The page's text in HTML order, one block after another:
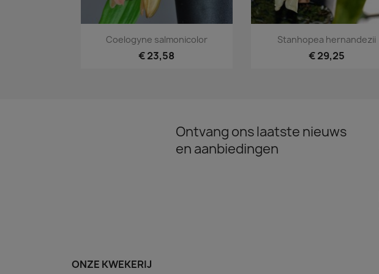
Snel bekijken
Coelogyne salmonicolor
€ 23,58
Snel bekijken
Stanhopea hernandezii
€ 29,25
Ontvang ons laatste nieuws
en aanbiedingen
ONZE KWEKERIJ